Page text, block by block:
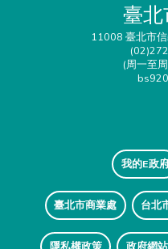
臺
11008 臺北市
(周一至
我的E政
臺北市商業處 台北